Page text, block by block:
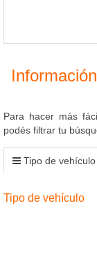
Para hacer más
podés filtrar tu
Tipo de vehículo
Tipo de vehículo